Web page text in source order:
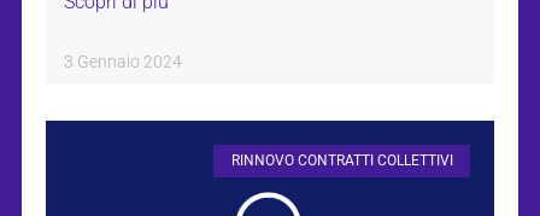
3 Gennaio 2024
RINNOVO CONTRATTI COLLETTIVI